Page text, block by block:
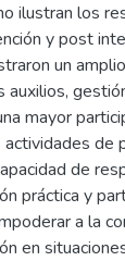
ilustran los
y post
un
mayor
de
de
práctica y
a la
en